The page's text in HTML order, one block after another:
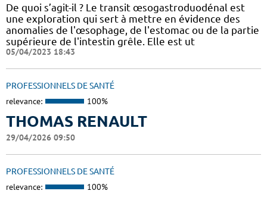
De quoi s’agit-il ? Le transit œsogastroduodénal est
une exploration qui sert à mettre en évidence des
anomalies de l'œsophage, de l'estomac ou de la partie
supérieure de l'intestin grêle. Elle est ut
05/04/2023 18:43
PROFESSIONNELS DE SANTÉ
relevance: 100%
THOMAS RENAULT
29/04/2026 09:50
PROFESSIONNELS DE SANTÉ
relevance: 100%